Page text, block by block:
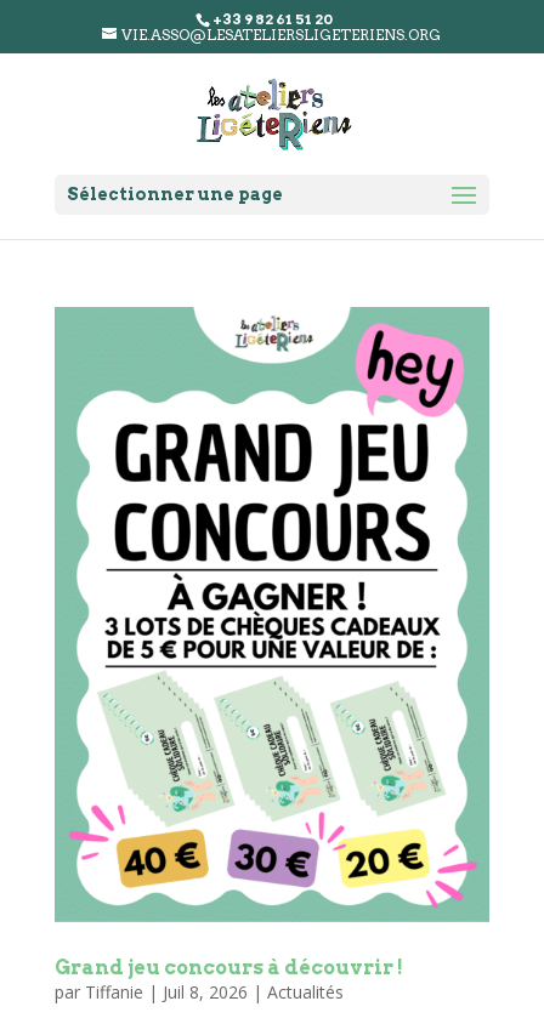
+33 9 82 61 51 20
VIE.ASSO@LESATELIERSLIGETERIENS.ORG
Sélectionner une page
Grand jeu concours à découvrir !
par Tiffanie | Juil 8, 2026 | Actualités